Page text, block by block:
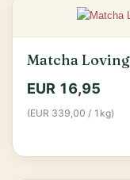
Matcha
EUR 16,95
(EUR 339,00 / 1kg)